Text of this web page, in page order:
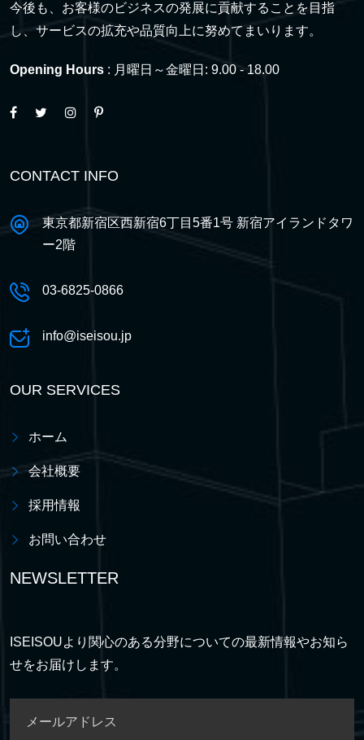
今後も、お客様のビジネスの発展に貢献することを目指
し、サービスの拡充や品質向上に努めてまいります。
Opening Hours : 月曜日～金曜日: 9.00 - 18.00
CONTACT INFO
東京都新宿区西新宿6丁目5番1号 新宿アイランドタワ
ー2階
03-6825-0866
info@iseisou.jp
OUR SERVICES
ホーム
会社概要
採用情報
お問い合わせ
NEWSLETTER
ISEISOUより関心のある分野についての最新情報やお知ら
せをお届けします。